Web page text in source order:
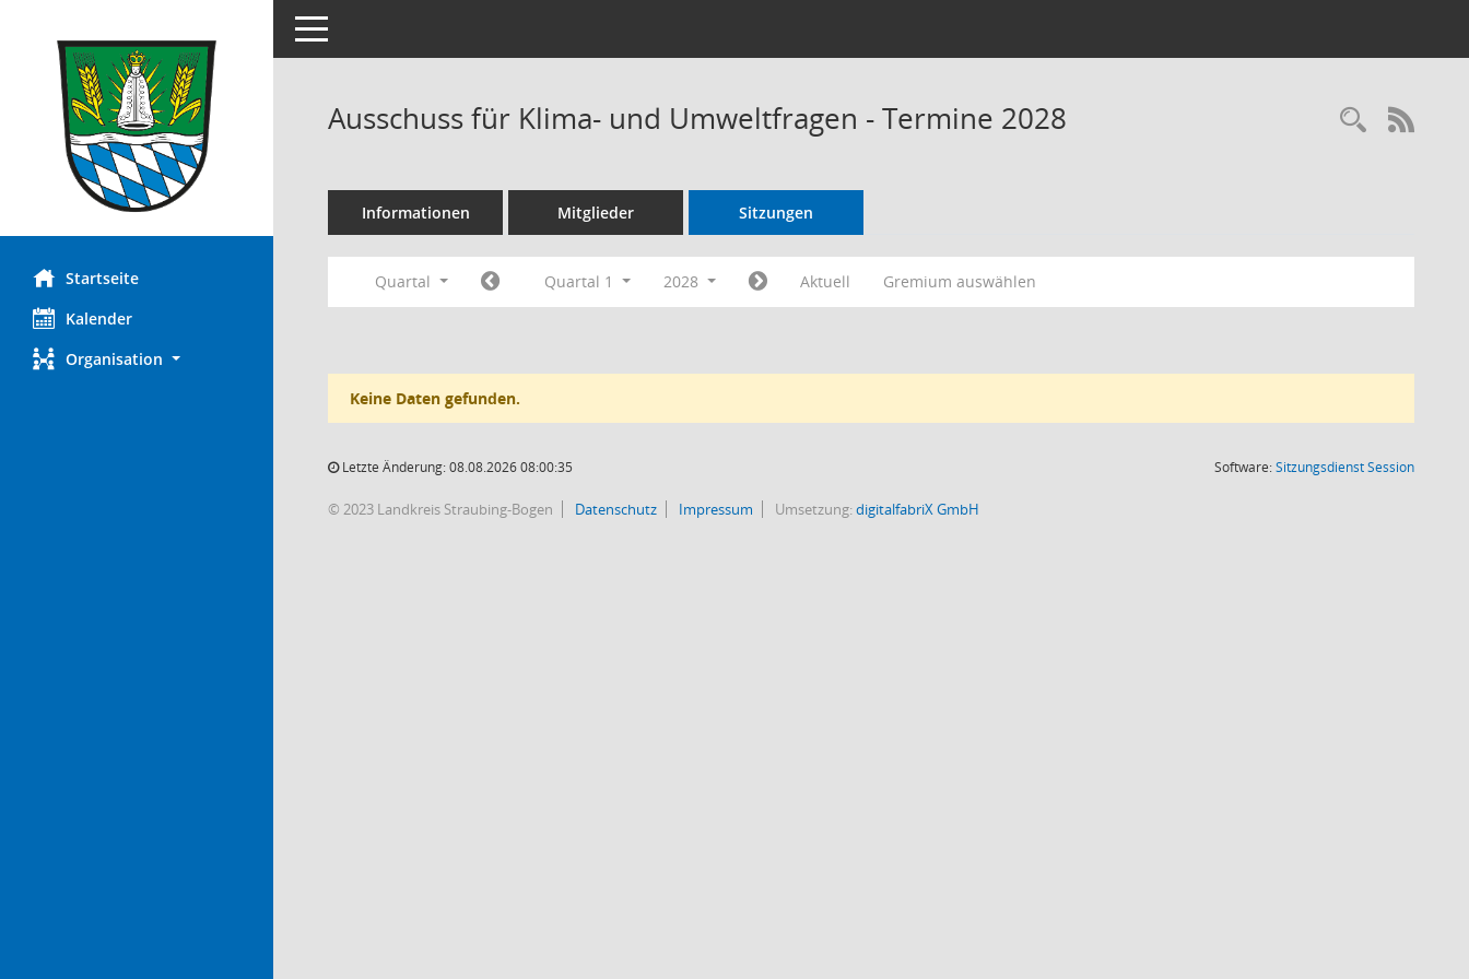
Startseite
Kalender
Organisation
Toggle navigation
Ausschuss für Klima- und Umweltfragen - Termine 2028
Informationen Mitglieder Sitzungen
Quartal Quartal 1 2028 Aktuell Gremium auswählen
Keine Daten gefunden.
Letzte Änderung: 08.08.2026 08:00:35 Software:SitzungsdienstSession(Wird in
© 2023 Landkreis Straubing-Bogen Datenschutz Impressum Umsetzung:digitalfabriX GmbH